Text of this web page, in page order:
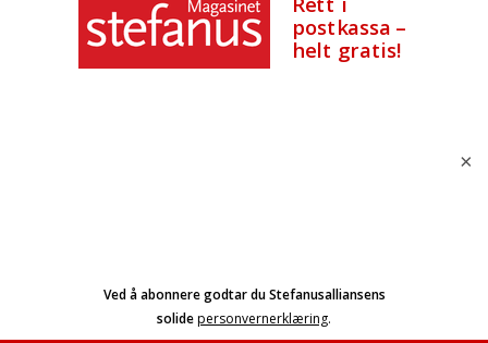
Konto.: 3000 14 57922
×